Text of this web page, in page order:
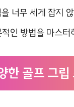
너무 세게 잡지
인 방법을 마스
한 골프 그립